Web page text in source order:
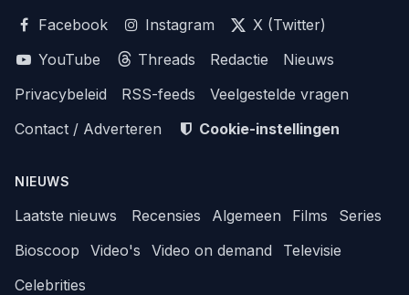
Facebook
Instagram
X (Twitter)
YouTube
Threads Redactie
Nieuws
Privacybeleid
RSS-feeds
Veelgestelde vragen
Contact / Adverteren
Cookie-instellingen
NIEUWS
Laatste nieuws Recensies Algemeen Films
Series
Bioscoop
Video's Video on demand
Televisie
Celebrities